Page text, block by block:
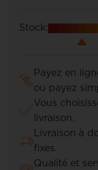
Stock:
Payez en
ou payez
Vous
livraison.
Livraison à
fixes.
Qualité et